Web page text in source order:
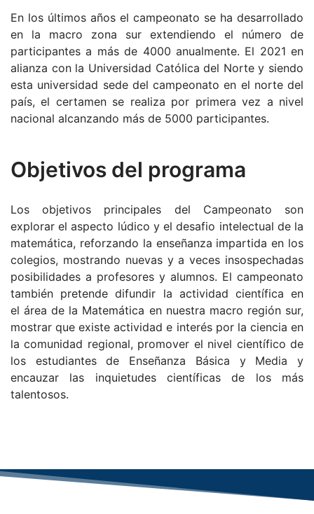
En los últimos años el campeonato se ha desarrollado
en la macro zona sur extendiendo el número de
participantes a más de 4000 anualmente. El 2021 en
alianza con la Universidad Católica del Norte y siendo
esta universidad sede del campeonato en el norte del
país, el certamen se realiza por primera vez a nivel
nacional alcanzando más de 5000 participantes.
Objetivos del programa
Los objetivos principales del Campeonato son
explorar el aspecto lúdico y el desafio intelectual de la
matemática, reforzando la enseñanza impartida en los
colegios, mostrando nuevas y a veces insospechadas
posibilidades a profesores y alumnos. El campeonato
también pretende difundir la actividad científica en
el área de la Matemática en nuestra macro región sur,
mostrar que existe actividad e interés por la ciencia en
la comunidad regional, promover el nivel científico de
los estudiantes de Enseñanza Básica y Media y
encauzar las inquietudes científicas de los más
talentosos.